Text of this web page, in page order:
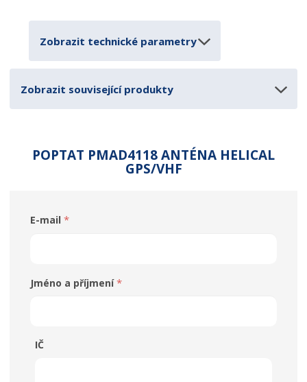
Zobrazit technické parametry
Zobrazit související produkty
POPTAT PMAD4118 ANTÉNA HELICAL
GPS/VHF
E-mail *
Jméno a příjmení *
IČ